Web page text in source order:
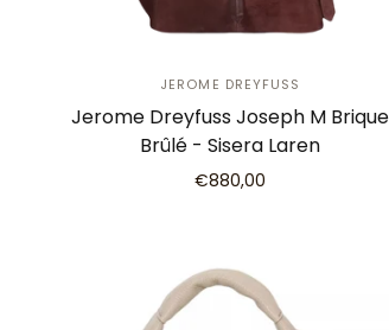
JEROME DREYFUSS
Jerome Dreyfuss Joseph M Brique
Brûlé - Sisera Laren
€880,00